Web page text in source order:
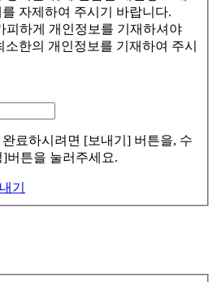
자제하여 주시기 바랍니다.
피하게 개인정보를 기재하셔야
소한의 개인정보를 기재하여 주시
료하시려면 [보내기] 버튼을, 수
버튼을 눌러주세요.
기